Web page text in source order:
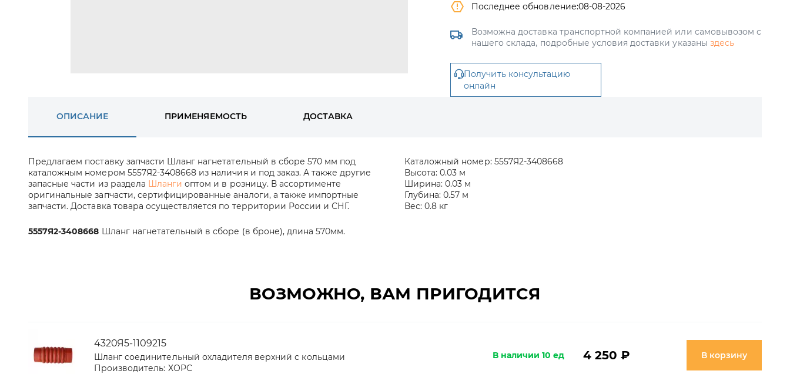
Последнее обновление:08-08-2026
Возможна доставка транспортной компанией или самовывозом с
нашего склада, подробные условия доставки указаны здесь
Получить консультацию
онлайн
ОПИСАНИЕ ПРИМЕНЯЕМОСТЬ ДОСТАВКА
Предлагаем поставку запчасти Шланг нагнетательный в сборе 570 мм под
каталожным номером 5557Я2-3408668 из наличия и под заказ. А также другие
запасные части из раздела Шланги оптом и в розницу. В ассортименте
оригинальные запчасти, сертифицированные аналоги, а также импортные
запчасти. Доставка товара осуществляется по территории России и СНГ.
5557Я2-3408668 Шланг нагнетательный в сборе (в броне), длина 570мм.
Каталожный номер: 5557Я2-3408668
Высота: 0.03 м
Ширина: 0.03 м
Глубина: 0.57 м
Вес: 0.8 кг
ВОЗМОЖНО, ВАМ ПРИГОДИТСЯ
4320Я5-1109215
Шланг соединительный охладителя верхний с кольцами
Производитель: ХОРС
В наличии 10 ед 4 250 ₽ В корзину